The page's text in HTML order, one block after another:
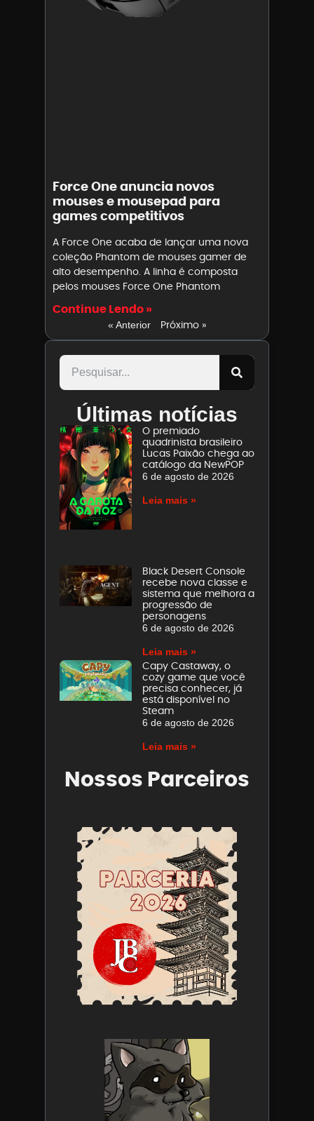
Force One anuncia novos
mouses e mousepad para
games competitivos
A Force One acaba de lançar uma nova
coleção Phantom de mouses gamer de
alto desempenho. A linha é composta
pelos mouses Force One Phantom
Continue Lendo »
« Anterior Próximo »
Últimas notícias
O premiado
quadrinista brasileiro
Lucas Paixão chega ao
catálogo da NewPOP
6 de agosto de 2026
Leia mais »
Black Desert Console
recebe nova classe e
sistema que melhora a
progressão de
personagens
6 de agosto de 2026
Leia mais »
Capy Castaway, o
cozy game que você
precisa conhecer, já
está disponível no
Steam
6 de agosto de 2026
Leia mais »
Nossos Parceiros